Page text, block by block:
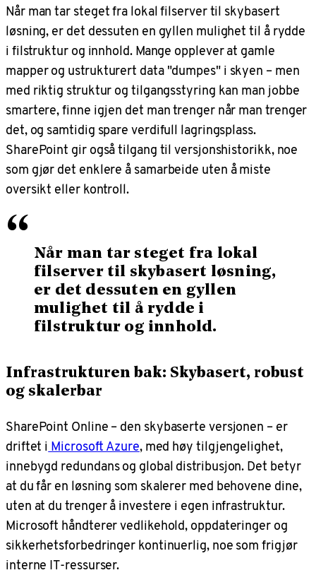
Når man tar steget fra lokal filserver til skybasert
løsning, er det dessuten en gyllen mulighet til å rydde
i filstruktur og innhold. Mange opplever at gamle
mapper og ustrukturert data "dumpes" i skyen – men
med riktig struktur og tilgangsstyring kan man jobbe
smartere, finne igjen det man trenger når man trenger
det, og samtidig spare verdifull lagringsplass.
SharePoint gir også tilgang til versjonshistorikk, noe
som gjør det enklere å samarbeide uten å miste
oversikt eller kontroll.
“ Når man tar steget fra lokal
filserver til skybasert løsning,
er det dessuten en gyllen
mulighet til å rydde i
filstruktur og innhold.
Infrastrukturen bak: Skybasert, robust
og skalerbar
SharePoint Online – den skybaserte versjonen – er
driftet i Microsoft Azure, med høy tilgjengelighet,
innebygd redundans og global distribusjon. Det betyr
at du får en løsning som skalerer med behovene dine,
uten at du trenger å investere i egen infrastruktur.
Microsoft håndterer vedlikehold, oppdateringer og
sikkerhetsforbedringer kontinuerlig, noe som frigjør
interne IT-ressurser.